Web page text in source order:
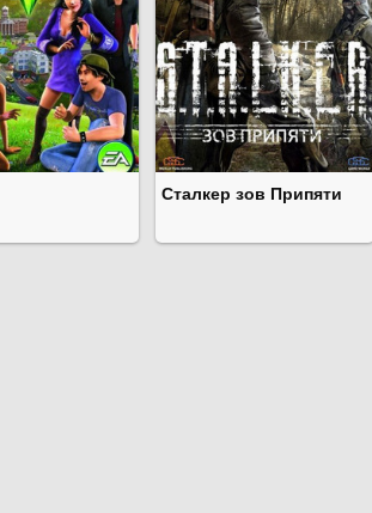
Сталкер зов Припяти